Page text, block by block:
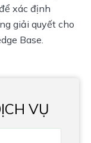
xác định
giải quyết cho
Base.
VỤ